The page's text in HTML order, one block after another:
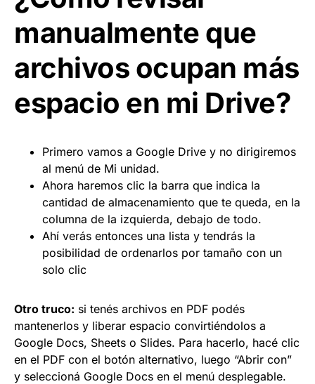
manualmente que
archivos ocupan más
espacio en mi Drive?
Primero vamos a Google Drive y no dirigiremos
al menú de Mi unidad.
Ahora haremos clic la barra que indica la
cantidad de almacenamiento que te queda, en la
columna de la izquierda, debajo de todo.
Ahí verás entonces una lista y tendrás la
posibilidad de ordenarlos por tamaño con un
solo clic
Otro truco: si tenés archivos en PDF podés
mantenerlos y liberar espacio convirtiéndolos a
Google Docs, Sheets o Slides. Para hacerlo, hacé clic
en el PDF con el botón alternativo, luego “Abrir con”
y seleccioná Google Docs en el menú desplegable.